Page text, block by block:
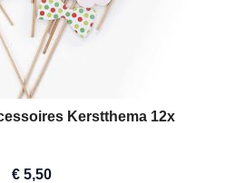
Kerstthema 12x
€ 5,50